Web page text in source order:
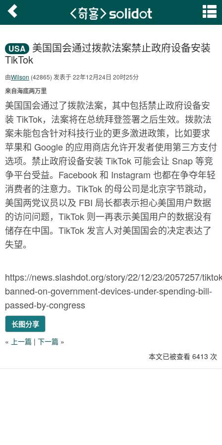
USA
美国国会通过拨款法案禁止政府设备安装
TikTok
由Wilson (42865) 发表于 22年12月24日 20时25分
来自海底两万里
美国国会通过了拨款法案，其中包括禁止政府设备安
装 TikTok，法案将在总统拜登签署之后生效。拨款法
案未能包含针对科技行业的更多激进政策，比如要求
苹果和 Google 的应用商店允许开发者使用第三方支付
选项。禁止政府设备安装 TikTok 可能会让 Snap 等竞
争平台受益。Facebook 和 Instagram 也都在争夺年轻
消费者的注意力。TikTok 的母公司是北京字节跳动，
美国两党议员以及 FBI 局长都表示担心美国用户数据
的访问问题，TikTok 则一再表示美国用户的数据没有
储存在中国。TikTok 发言人对美国国会的决定表达了
失望。
https://news.slashdot.org/story/22/12/23/2057257/
banned-on-government-devices-under-spending-bill-
passed-by-congress
长图分享
« 上一篇 | 下一篇 »
本文已被查看 6413 次